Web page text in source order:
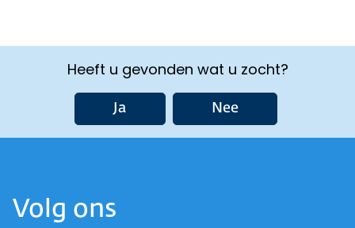
Heeft u gevonden wat u zocht?
Ja Nee
Volg ons